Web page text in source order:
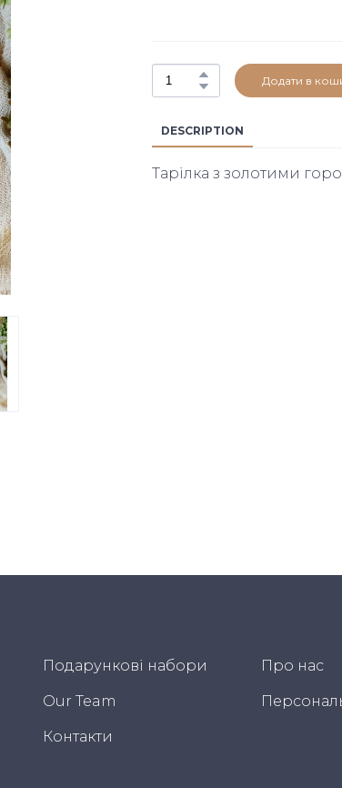
Додати в
DESCRIPTION
Тарілка з золотими
Подарункові набори
Our Team
Контакти
Про нас